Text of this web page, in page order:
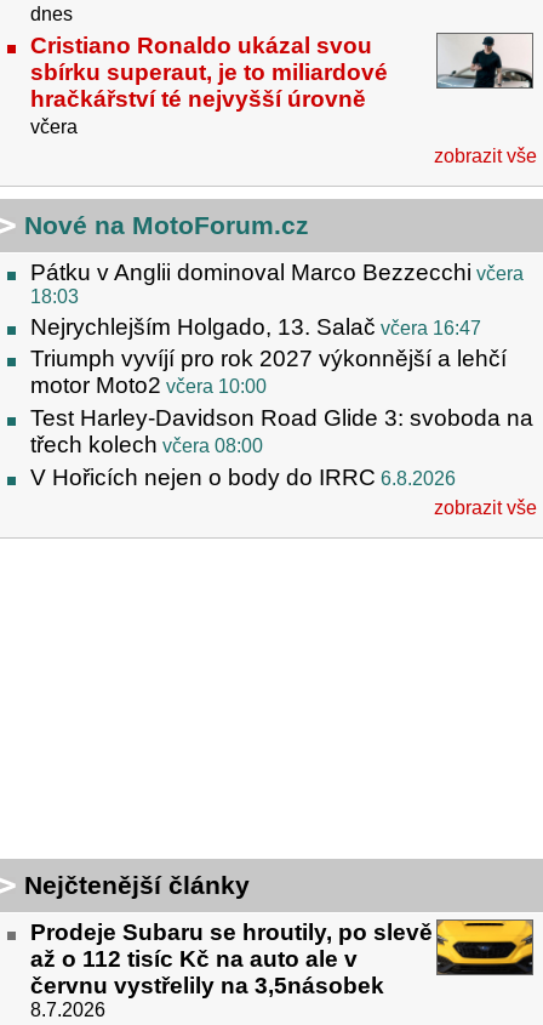
dnes
Cristiano Ronaldo ukázal svou
sbírku superaut, je to miliardové
hračkářství té nejvyšší úrovně
včera
zobrazit vše
Nové na MotoForum.cz
Pátku v Anglii dominoval Marco Bezzecchi včera
18:03
Nejrychlejším Holgado, 13. Salač včera 16:47
Triumph vyvíjí pro rok 2027 výkonnější a lehčí
motor Moto2 včera 10:00
Test Harley-Davidson Road Glide 3: svoboda na
třech kolech včera 08:00
V Hořicích nejen o body do IRRC 6.8.2026
zobrazit vše
Nejčtenější články
Prodeje Subaru se hroutily, po slevě
až o 112 tisíc Kč na auto ale v
červnu vystřelily na 3,5násobek
8.7.2026